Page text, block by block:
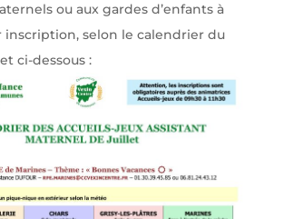
ou aux gardes d’enfants à
inscription, selon le calendrier du
ci-dessous :